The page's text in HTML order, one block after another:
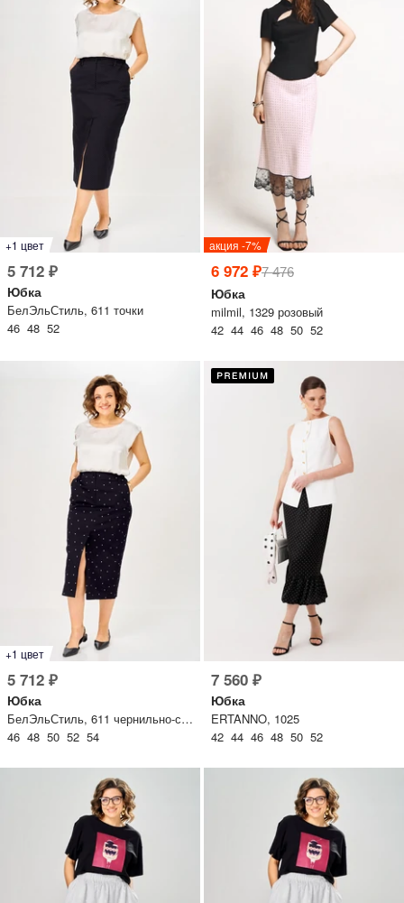
тренд
Войти
+7 (969) 96-68-278
в WhatsApp
в Viber
в Telegram
в Max
колл-центра:
- 19:00
- 15:00
+1 цвет
5 712 ₽
Юбка
БелЭльСтиль, 611 точки
46 48 52
акция -7%
6 972 ₽7 476
Юбка
milmil, 1329 розовый
42 44 46 48 50 52
+1 цвет
5 712 ₽
Юбка
БелЭльСтиль, 611 чернильно-синий горох
46 48 50 52 54
7 560 ₽
Юбка
ERTANNO, 1025
42 44 46 48 50 52
трафика, посещаемости сайта.
Нажимая на кнопку «Принять», вы даёте согласие на обработку файлов cookie в
соответствии c
Политикой обработки файлов cookie.